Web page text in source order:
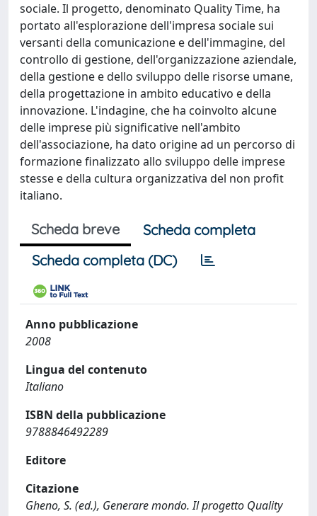
sociale. Il progetto, denominato Quality Time, ha
portato all'esplorazione dell'impresa sociale sui
versanti della comunicazione e dell'immagine, del
controllo di gestione, dell'organizzazione aziendale,
della gestione e dello sviluppo delle risorse umane,
della progettazione in ambito educativo e della
innovazione. L'indagine, che ha coinvolto alcune
delle imprese più significative nell'ambito
dell'associazione, ha dato origine ad un percorso di
formazione finalizzato allo sviluppo delle imprese
stesse e della cultura organizzativa del non profit
italiano.
Scheda breve
Scheda completa
Scheda completa (DC)
Anno pubblicazione
2008
Lingua del contenuto
Italiano
ISBN della pubblicazione
9788846492289
Editore
Citazione
Gheno, S. (ed.), Generare mondo. Il progetto Quality